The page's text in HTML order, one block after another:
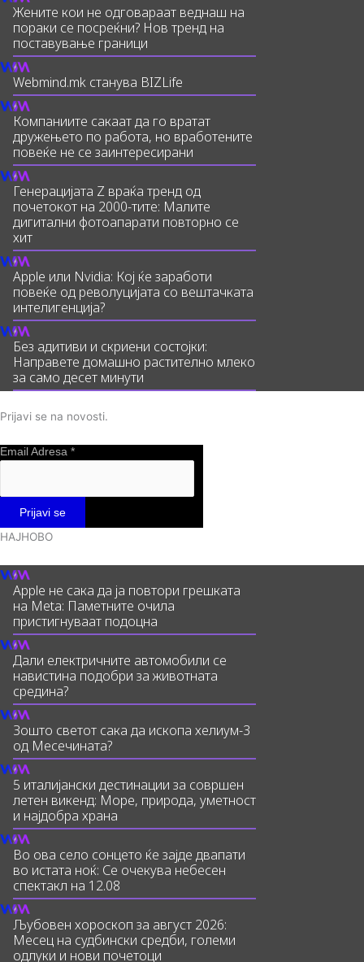
Жените кои не одговараат веднаш на
пораки се посреќни? Нов тренд на
поставување граници
Webmind.mk станува BIZLife
Компаниите сакаат да го вратат
дружењето по работа, но вработените
повеќе не се заинтересирани
Генерацијата Z враќа тренд од
почетокот на 2000-тите: Малите
дигитални фотоапарати повторно се
хит
Apple или Nvidia: Кој ќе заработи
повеќе од револуцијата со вештачката
интелигенција?
Без адитиви и скриени состојки:
Направете домашно растително млеко
за само десет минути
Prijavi se na novosti.
Email Adresa *
НАЈНОВО
Apple не сака да ја повтори грешката
на Meta: Паметните очила
пристигнуваат подоцна
Дали електричните автомобили се
навистина подобри за животната
средина?
Зошто светот сака да ископа хелиум-3
од Месечината?
5 италијански дестинации за совршен
летен викенд: Море, природа, уметност
и најдобра храна
Во ова село сонцето ќе зајде двапати
во истата ноќ: Се очекува небесен
спектакл на 12.08
Љубовен хороскоп за август 2026:
Месец на судбински средби, големи
одлуки и нови почетоци